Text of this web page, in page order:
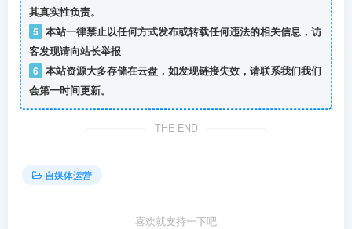
其真实性负责。
5 本站一律禁止以任何方式发布或转载任何违法的相关信息，访
客发现请向站长举报
6 本站资源大多存储在云盘，如发现链接失效，请联系我们我们
会第一时间更新。
THE END
自媒体运营
喜欢就支持一下吧